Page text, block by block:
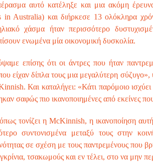
αυτό κατέληξε και μια ακόμη
in Australia) και διήρκεσε 13 ολόκληρα
χάσμα ήταν περισσότερο
ενωμένα μία οικονομική δυσκολία.
επίσης ότι οι άντρες που ήταν
είχαν δίπλα τους μια μεγαλύτερη
Και καταλήγει: «Κάτι παρόμοιο ισχύει
σαφώς πιο ικανοποιημένες από εκείνες
τονίζει η McKinnish, η ικανοποίηση
συντονισμένα μεταξύ τους στην
σε σχέση με τους παντρεμένους που
τσακωμούς και εν τέλει, στο να μην